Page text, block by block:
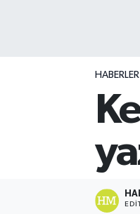
HABERLER